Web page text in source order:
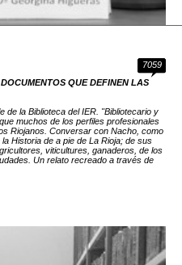
7059
QUE DEFINEN LAS
de la Biblioteca del IER. "Bibliotecario y
muchos de los perfiles profesionales
Riojanos. Conversar con Nacho, como
Historia de a pie de La Rioja; de sus
viticultures, ganaderos, de los
Un relato recreado a través de